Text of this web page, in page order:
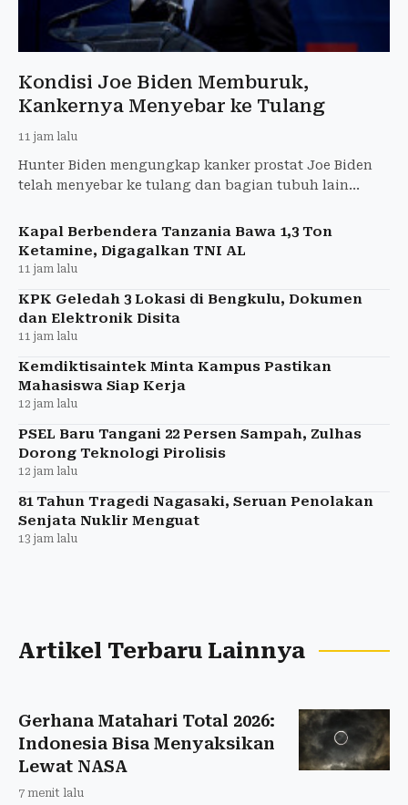
Kondisi Joe Biden Memburuk,
Kankernya Menyebar ke Tulang
11 jam lalu
Hunter Biden mengungkap kanker prostat Joe Biden
telah menyebar ke tulang dan bagian tubuh lain
Kapal Berbendera Tanzania Bawa 1,3 Ton
Ketamine, Digagalkan TNI AL
11 jam lalu
KPK Geledah 3 Lokasi di Bengkulu, Dokumen
dan Elektronik Disita
11 jam lalu
Kemdiktisaintek Minta Kampus Pastikan
Mahasiswa Siap Kerja
12 jam lalu
PSEL Baru Tangani 22 Persen Sampah, Zulhas
Dorong Teknologi Pirolisis
12 jam lalu
81 Tahun Tragedi Nagasaki, Seruan Penolakan
Senjata Nuklir Menguat
13 jam lalu
Artikel Terbaru Lainnya
Gerhana Matahari Total 2026:
Indonesia Bisa Menyaksikan
Lewat NASA
7 menit lalu